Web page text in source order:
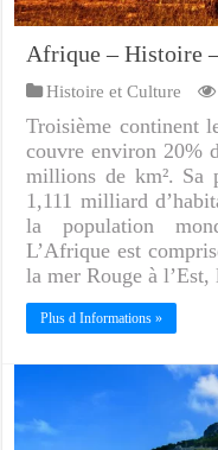
Afrique – Histoire
Histoire et Culture
Troisième continent
couvre environ 20%
millions de km². Sa
1,111 milliard
la population
L’Afrique est
la mer Rouge à
Plus d Informations »